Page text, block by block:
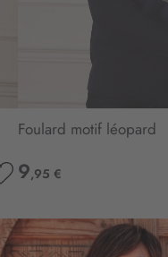
MA
LISTE
D’ENVIE
Foulard motif léopard
9,95 €